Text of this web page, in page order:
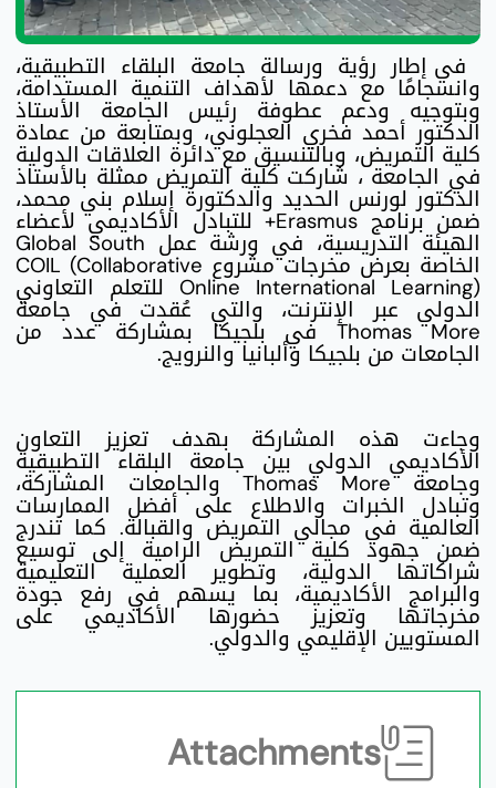
في إطار رؤية ورسالة جامعة البلقاء التطبيقية،
وانسجامًا مع دعمها لأهداف التنمية المستدامة،
وبتوجيه ودعم عطوفة رئيس الجامعة الأستاذ
الدكتور أحمد فخري العجلوني، وبمتابعة من عمادة
كلية التمريض، وبالتنسيق مع دائرة العلاقات الدولية
في الجامعة ، شاركت كلية التمريض ممثلة بالأستاذ
الدكتور لورنس الحديد والدكتورة إسلام بني محمد،
ضمن برنامج Erasmus+ للتبادل الأكاديمي لأعضاء
الهيئة التدريسية، في ورشة عمل Global South
الخاصة بعرض مخرجات مشروع COIL (Collaborative
Online International Learning) للتعلم التعاوني
الدولي عبر الإنترنت، والتي عُقدت في جامعة
Thomas More في بلجيكا بمشاركة عدد من
الجامعات من بلجيكا وألبانيا والنرويج.
وجاءت هذه المشاركة بهدف تعزيز التعاون
الأكاديمي الدولي بين جامعة البلقاء التطبيقية
وجامعة Thomas More والجامعات المشاركة،
وتبادل الخبرات والاطلاع على أفضل الممارسات
العالمية في مجالي التمريض والقبالة. كما تندرج
ضمن جهود كلية التمريض الرامية إلى توسيع
شراكاتها الدولية، وتطوير العملية التعليمية
والبرامج الأكاديمية، بما يسهم في رفع جودة
مخرجاتها وتعزيز حضورها الأكاديمي على
المستويين الإقليمي والدولي.
Attachments